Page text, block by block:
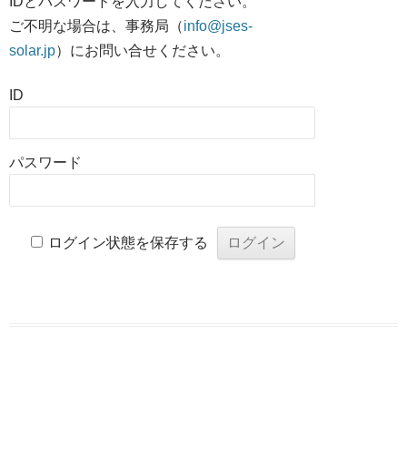
ご不明な場合は、事務局（info@jses-
solar.jp）にお問い合せください。
ID
パスワード
ログイン状態を保存する